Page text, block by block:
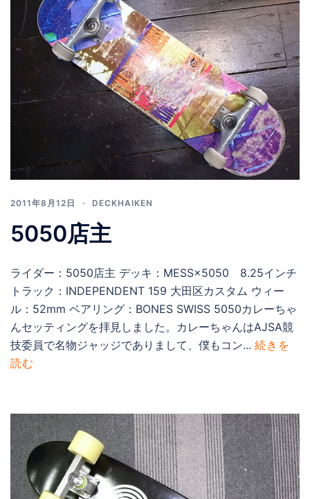
2011年8月12日 DECKHAIKEN
5050店主
ライダー：5050店主 デッキ：MESS×5050 8.25インチ
トラック：INDEPENDENT 159 大田区カスタム ウィー
ル：52mm ベアリング：BONES SWISS 5050カレーちゃ
んセッティングを拝見しました。カレーちゃんはAJSA競
技委員で名物ジャッジでありまして、僕もコン... 続きを
読む